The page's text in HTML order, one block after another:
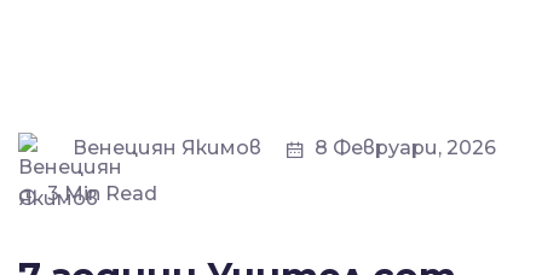
Венециян Якимов
8 Февруари, 2026
3 Min Read